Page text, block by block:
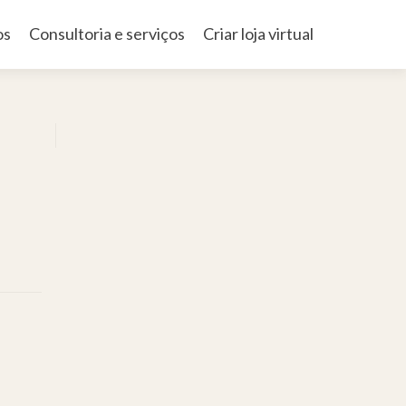
Consultoria e serviços Criar loja virtual